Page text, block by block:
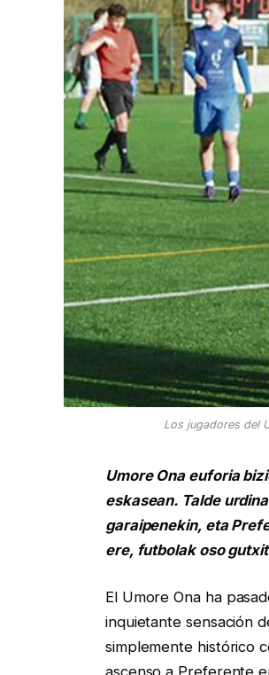
Los jugadores del
Umore Ona euforia
eskasean. Talde
garaipenekin, eta
ere, futbolak oso
El Umore Ona ha
inquietante sensación
simplemente histórico